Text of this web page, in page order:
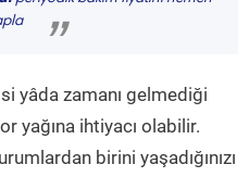
”
yâda zamanı gelmediği
yağına ihtiyacı olabilir.
birini yaşadığınızı